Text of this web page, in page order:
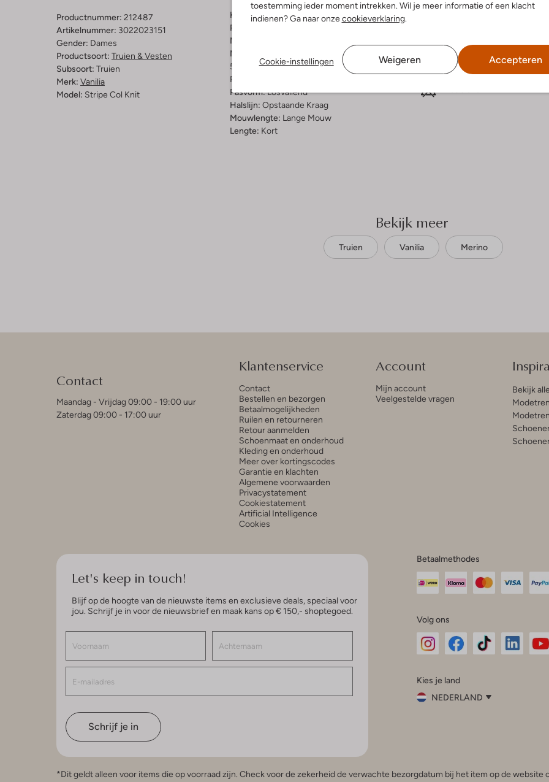
toestemming ieder moment intrekken. Wil je meer informatie of een klacht
indienen? Ga naar onzecookieverklaring.
Cookie-instellingen Weigeren Accepteren
Productnummer: 212487
Artikelnummer: 3022023151
Gender: Dames
Productsoort: Truien & Vesten
Subsoort: Truien
Merk: Vanilia
Model: Stripe Col Knit
Kleur: Grijs
Patroon:
Materiaal:
Materiaalpercentages:
54% Merino Wol, 23% Polyester, 23%
Polyamide
Pasvorm:Losvallend
Halslijn: Opstaande Kraag
Mouwlengte: Lange Mouw
Lengte: Kort
Kan niet in de droogtrommel
Gewone chemische reiniging
Bekijk meer
Truien Vanilia Merino
Contact
Maandag - Vrijdag 09:00 - 19:00 uur
Zaterdag 09:00 - 17:00 uur
Klantenservice
Contact
Bestellen en bezorgen
Betaalmogelijkheden
Ruilen en retourneren
Retour aanmelden
Schoenmaat en onderhoud
Kleding en onderhoud
Meer over kortingscodes
Garantie en klachten
Algemene voorwaarden
Privacystatement
Cookiestatement
Artificial Intelligence
Cookies
Account
Mijn account
Veelgestelde vragen
Bekijk
Let's keep in touch!
Blijf op de hoogte van de nieuwste items en exclusieve deals, speciaal voor
jou. Schrijf je in voor de nieuwsbrief en maak kans op € 150,- shoptegoed.
Schrijf je in
Betaalmethodes
Volg ons
InstagramFacebook
Kies je land
NEDERLAND
België (Nederlands)
*Dit geldt alleen voor items die op voorraad zijn. Check voor de zekerheid de verwachte bezorgdatum bij het item op de website